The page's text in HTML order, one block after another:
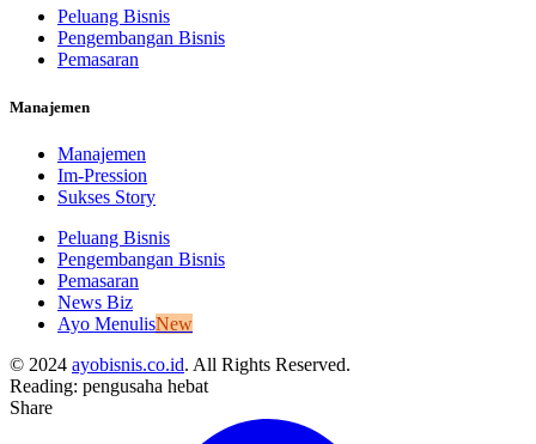
Peluang Bisnis
Pengembangan Bisnis
Pemasaran
Manajemen
Manajemen
Im-Pression
Sukses Story
Peluang Bisnis
Pengembangan Bisnis
Pemasaran
News Biz
Ayo MenulisNew
© 2024 ayobisnis.co.id. All Rights Reserved.
Reading: pengusaha hebat
Share